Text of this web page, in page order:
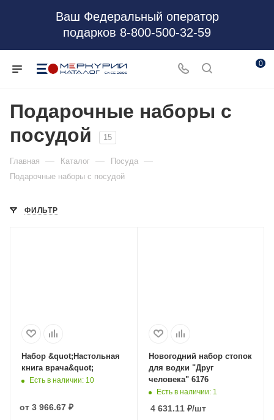
Ваш Федеральный оператор
подарков 8-800-500-32-59
0
Подарочные наборы с
посудой
15
Главная — Каталог — Посуда —
Подарочные наборы с посудой
ФИЛЬТР
Набор &quot;Настольная
книга врача&quot;
Есть в наличии: 10
от 3 966.67 ₽
Новогодний набор стопок
для водки "Друг
человека" 6176
Есть в наличии: 1
4 631.11₽/шт